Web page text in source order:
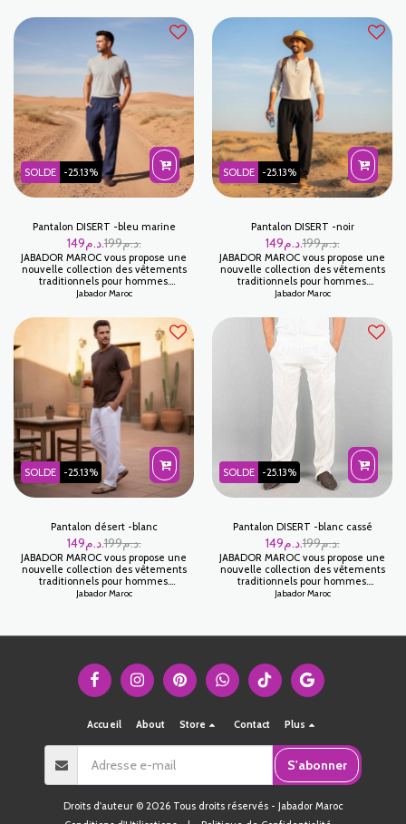
vous et pour fêter toutes vos
occasions familiales. Tissu JIM WARDA
chez vous et pour fêter toutes vos
occasions familiales. Tissu JIM WARDA
SOLDE -25.13%
Pantalon DISERT -bleu marine
199 د.م. 149 د.م.
JABADOR MAROC vous propose une
nouvelle collection des vêtements
traditionnels pour hommes.
PANTALON DISERT pour hommes
chez vous et pour fêter toutes vos
occasions familiales. Tissu LAINE
Jabador Maroc
SOLDE -25.13%
Pantalon DISERT -noir
199 د.م. 149 د.م.
JABADOR MAROC vous propose une
nouvelle collection des vêtements
traditionnels pour hommes.
PANTALON DISERT pour hommes
chez vous et pour fêter toutes vos
occasions familiales. Tissu Coton
Jabador Maroc
SOLDE -25.13%
Pantalon désert -blanc
199 د.م. 149 د.م.
JABADOR MAROC vous propose une
nouvelle collection des vêtements
traditionnels pour hommes.
PANTALON DISERT pour hommes
Jabador Maroc
SOLDE -25.13%
Pantalon DISERT -blanc cassé
199 د.م. 149 د.م.
JABADOR MAROC vous propose une
nouvelle collection des vêtements
traditionnels pour hommes.
PANTALON DISERT pour hommes
Jabador Maroc
Accueil About Store Contact Plus
S'abonner
Droits d'auteur © 2026 Tous droits réservés - Jabador Maroc